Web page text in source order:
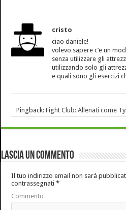
cristo
ciao daniele!
volevo sapere c’e un
senza utilizzare gli
utilizzando solo gli
e quali sono gli esercizi
Pingback:Fight Club: Allenati come
Lascia un commento
Il tuo indirizzo email non sarà
contrassegnati*
Commento